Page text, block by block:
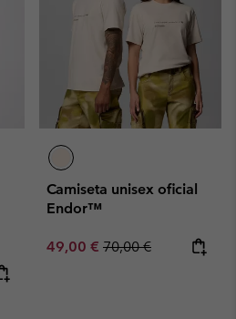
Camiseta unisex oficial
Endor™
Sale price:
49,00 € Regular price:
70,00 €